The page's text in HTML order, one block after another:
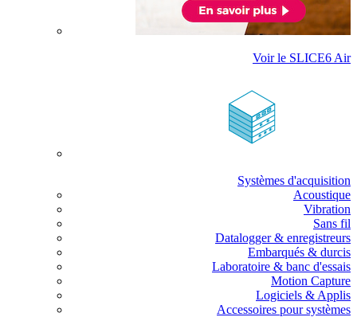
Voir le SLICE6 Air
Systèmes d'acquisition
Acoustique
Vibration
Sans fil
Datalogger & enregistreurs
Embarqués & durcis
Laboratoire & banc d'essais
Motion Capture
Logiciels & Applis
Accessoires pour systèmes